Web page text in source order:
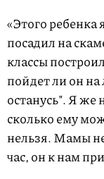
«Этого ребенка
посадил на
классы
пойдет ли он на
останусь". Я же
сколько ему
нельзя. Мамы
час, он к нам